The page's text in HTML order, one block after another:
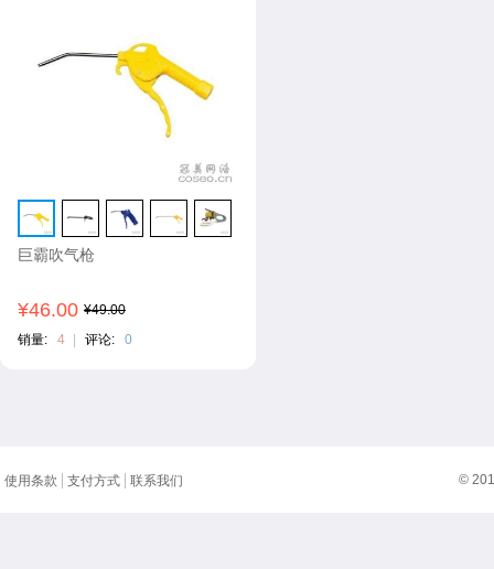
巨霸吹气枪
¥46.00 ¥49.00
销量:
4 评论: 0
©
使用条款 支付方式 联系我们